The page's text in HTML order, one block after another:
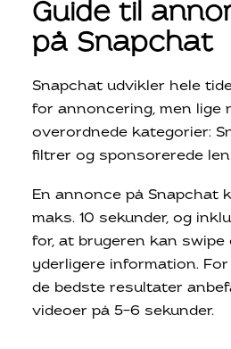
Guide til
på Snapchat
Snapchat udvikler hele
for annoncering, men lige
overordnede kategorier:
filtrer og sponsorerede
En annonce på Snapchat
maks. 10 sekunder, og
for, at brugeren kan
yderligere information.
de bedste resultater
videoer på 5-6 sekunder.